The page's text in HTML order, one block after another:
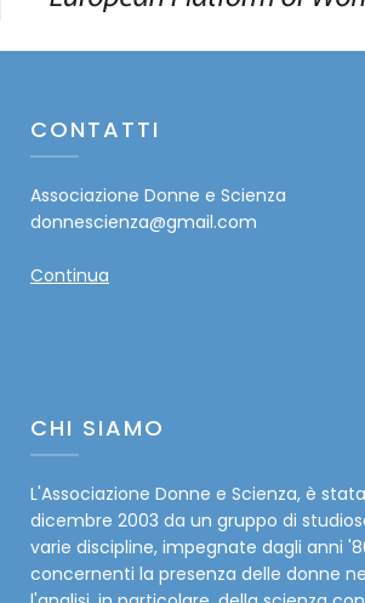
CONTATTI
Associazione Donne e Scienza
donnescienza@gmail.com
Continua
CHI SIAMO
L'Associazione Donne e Scienza, è
dicembre 2003 da un gruppo di
varie discipline, impegnate dagli anni
concernenti la presenza delle donne